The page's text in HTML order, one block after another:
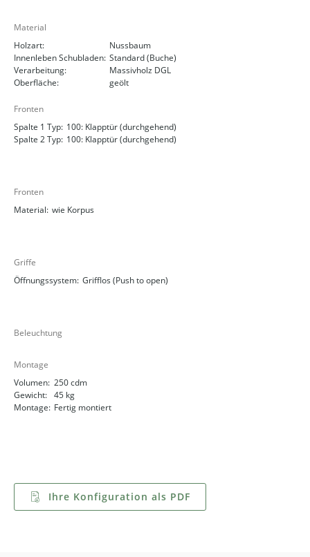
Material
Holzart:
Nussbaum
Innenleben Schubladen: Standard (Buche)
Verarbeitung:
Massivholz DGL
Oberfläche:
geölt
Fronten
Spalte 1 Typ: 100: Klapptür (durchgehend)
Spalte 2 Typ: 100: Klapptür (durchgehend)
Fronten
Material: wie Korpus
Griffe
Öffnungssystem: Grifflos (Push to open)
Beleuchtung
Montage
Volumen: 250 cdm
Gewicht: 45 kg
Montage: Fertig montiert
Ihre Konfiguration als PDF